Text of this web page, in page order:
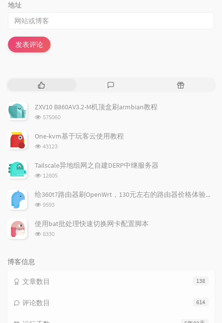
地址
发表评论
热
文
章
评
论
随
ZXV10 B860AV3.2-M机顶盒刷armbian教程
浏
次
575060
One-kvm基于玩客云使用教程
浏
次
43123
Tailscale异地组网之自建DERP中继服务器
浏
次
12805
给360t7路由器刷OpenWrt，130元左右的路由器价格体验如何
浏
次
数:
9593
使用bat批处理快速切换网卡配置脚本
浏
8330
博客信息
138
文章数目
614
评论数目